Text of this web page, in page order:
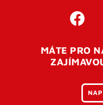
Pro úspěšné dokončení
vaší e-mailovouadresu.
otevření tohoto odkazu
přihlásit. Nezapomeňte
MÁTE PRO